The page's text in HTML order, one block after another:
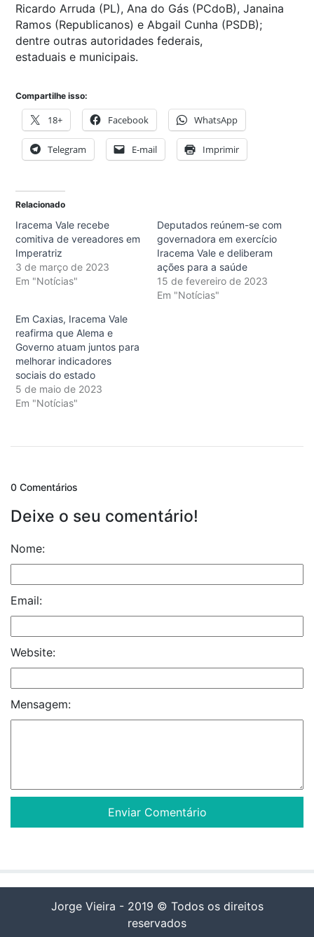
Ricardo Arruda (PL), Ana do Gás (PCdoB), Janaina
Ramos (Republicanos) e Abgail Cunha (PSDB);
dentre outras autoridades federais,
estaduais e municipais.
Compartilhe isso:
18+ Facebook WhatsApp
Telegram E-mail Imprimir
Relacionado
Iracema Vale recebe
comitiva de vereadores em
Imperatriz
3 de março de 2023
Em "Notícias"
Deputados reúnem-se com
governadora em exercício
Iracema Vale e deliberam
ações para a saúde
15 de fevereiro de 2023
Em "Notícias"
Em Caxias, Iracema Vale
reafirma que Alema e
Governo atuam juntos para
melhorar indicadores
sociais do estado
5 de maio de 2023
Em "Notícias"
0 Comentários
Deixe o seu comentário!
Nome:
Email:
Website:
Mensagem:
Jorge Vieira - 2019 © Todos os direitos
reservados